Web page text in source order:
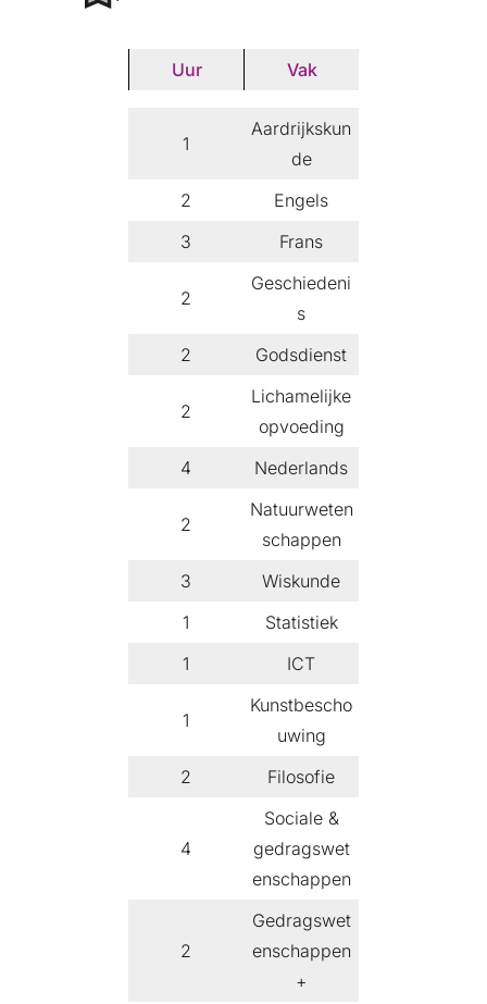
Uur Vak
1
Aardrijkskun
de
2
Engels
3
Frans
2
Geschiedeni
s
2
Godsdienst
2
Lichamelijke
opvoeding
4
Nederlands
2
Natuurweten
schappen
3
Wiskunde
1
Statistiek
1
ICT
1
Kunstbescho
uwing
2
Filosofie
4
Sociale &
gedragswet
enschappen
2
Gedragswet
enschappen
+